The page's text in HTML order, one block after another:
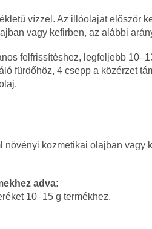
vízzel. Az illóolajat először
vagy kefirben, az alábbi
felfrissítéshez, legfeljebb
fürdőhöz, 4 csepp a közérzet
kozmetikai olajban vagy
adva:
10–15 g termékhez.